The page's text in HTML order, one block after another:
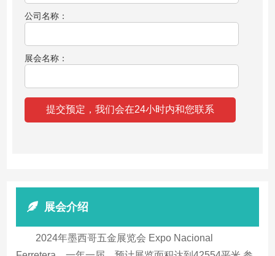
公司名称：
展会名称：
展会介绍
2024年墨西哥五金展览会 Expo Nacional